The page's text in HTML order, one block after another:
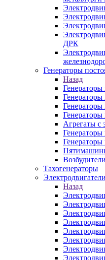
ДРК
Генераторы
Назад
Генераторы
Генераторы
Агрегаты с
Тахогенераторы
Назад